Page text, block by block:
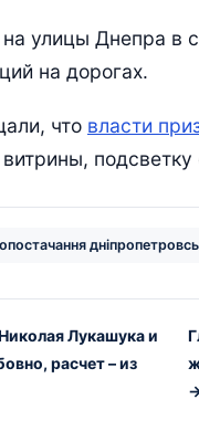
улицы Днепра в
на дорогах.
что власти
витрины,
Лукашука и
расчет – из